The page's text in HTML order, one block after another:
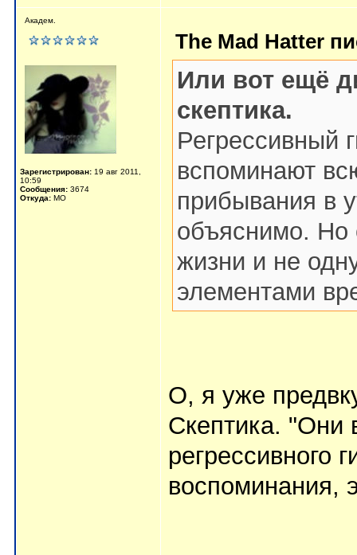
Академ.
Зарегистрирован: 19 авг 2011,
10:59
Сообщения: 3674
Откуда: МО
The Mad Hatter
Или вот ещё
скептика.
Регрессивный
вспоминают
прибывания в
объяснимо. Но
жизни и не
элементами
О, я уже
Скептика.
регрессивного
воспоминания,